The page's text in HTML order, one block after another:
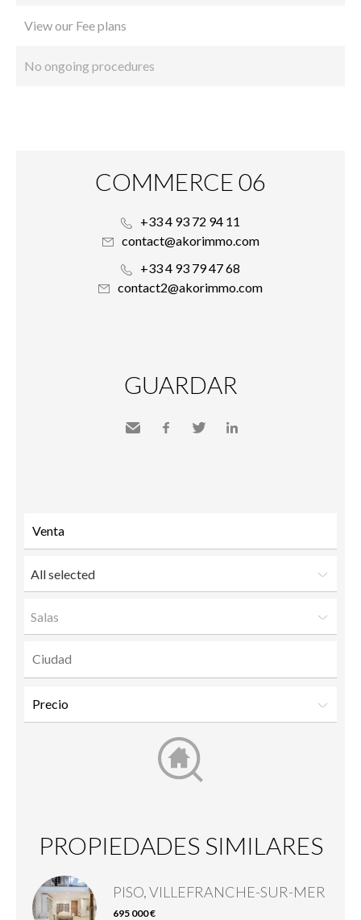
View our Fee plans
No ongoing procedures
COMMERCE 06
+33 4 93 72 94 11
contact@akorimmo.com
+33 4 93 79 47 68
contact2@akorimmo.com
GUARDAR
All selected
Salas
PROPIEDADES SIMILARES
PISO, VILLEFRANCHE-SUR-MER
695 000 €